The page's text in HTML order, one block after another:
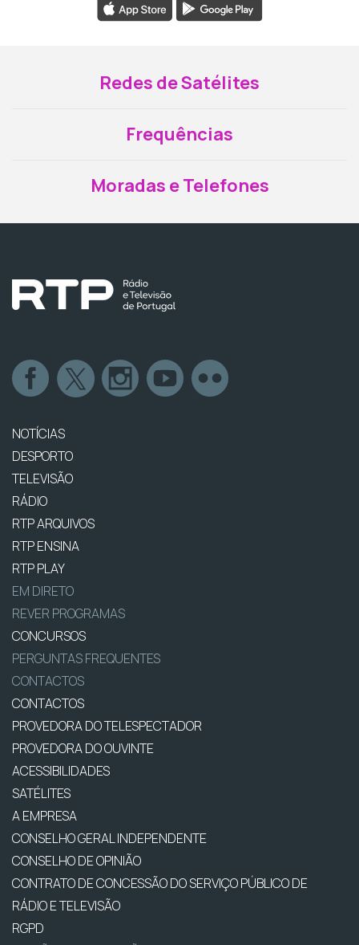
Redes de Satélites
Frequências
Moradas e Telefones
NOTÍCIAS
DESPORTO
TELEVISÃO
RÁDIO
RTP ARQUIVOS
RTP ENSINA
RTP PLAY
EM DIRETO
REVER PROGRAMAS
CONCURSOS
PERGUNTAS FREQUENTES
CONTACTOS
CONTACTOS
PROVEDORA DO TELESPECTADOR
PROVEDORA DO OUVINTE
ACESSIBILIDADES
SATÉLITES
A EMPRESA
CONSELHO GERAL INDEPENDENTE
CONSELHO DE OPINIÃO
CONTRATO DE CONCESSÃO DO SERVIÇO PÚBLICO DE
RÁDIO E TELEVISÃO
RGPD